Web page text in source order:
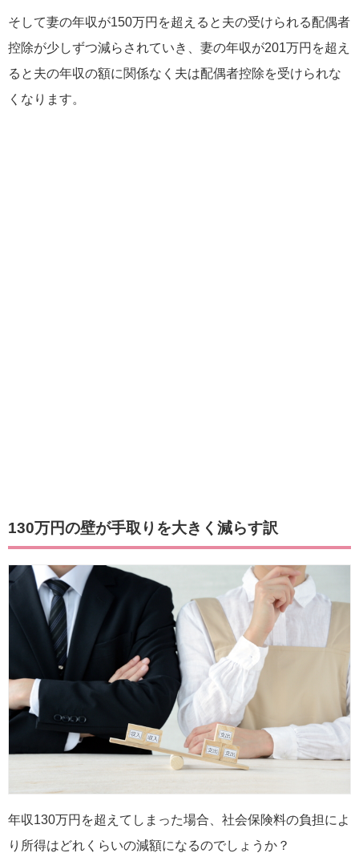
そして妻の年収が150万円を超えると夫の受けられる配偶者
控除が少しずつ減らされていき、妻の年収が201万円を超え
ると夫の年収の額に関係なく夫は配偶者控除を受けられな
くなります。
130万円の壁が手取りを大きく減らす訳
年収130万円を超えてしまった場合、社会保険料の負担によ
り所得はどれくらいの減額になるのでしょうか？